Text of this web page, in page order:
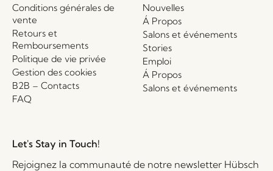
Conditions générales de
vente
Retours et
Remboursements
Politique de vie privée
Gestion des cookies
B2B – Contacts
FAQ
Nouvelles
Á Propos
Salons et événements
Stories
Emploi
Á Propos
Salons et événements
Let's Stay in Touch!
Rejoignez la communauté de notre newsletter Hübsch